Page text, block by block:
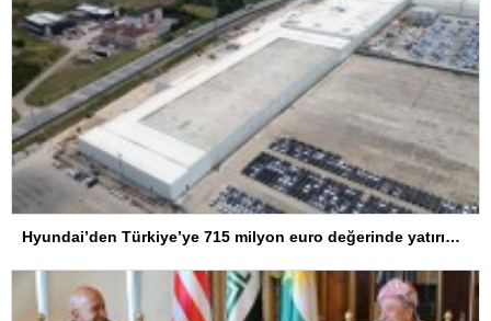
Hyundai’den Türkiye’ye 715 milyon euro değerinde yatırım hamlesi